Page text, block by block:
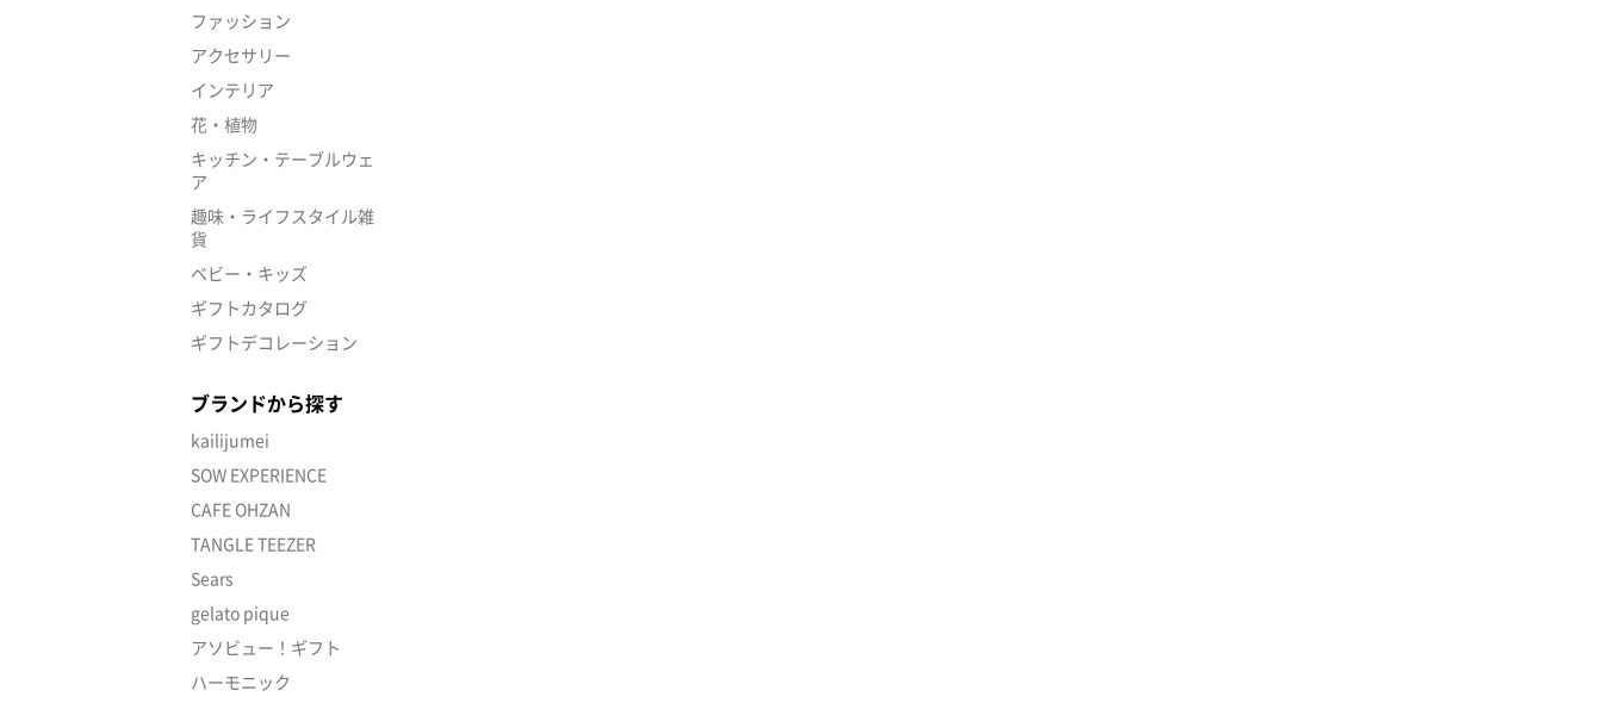
ファッション
アクセサリー
インテリア
花・植物
キッチン・テーブルウェ
ア
趣味・ライフスタイル雑
貨
ベビー・キッズ
ギフトカタログ
ギフトデコレーション
ブランドから探す
kailijumei
SOW EXPERIENCE
CAFE OHZAN
TANGLE TEEZER
Sears
gelato pique
アソビュー！ギフト
ハーモニック